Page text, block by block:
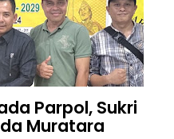
Parpol, Sukri
Muratara